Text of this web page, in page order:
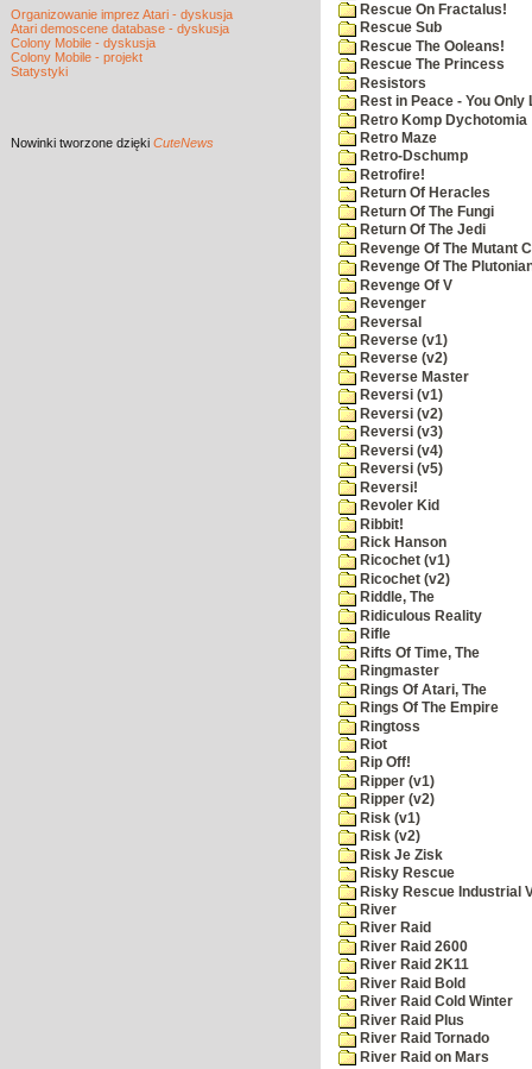
Organizowanie imprez Atari - dyskusja
Atari demoscene database - dyskusja
Colony Mobile - dyskusja
Colony Mobile - projekt
Statystyki
Nowinki tworzone dzięki CuteNews
Rescue On Fractalus!
Rescue Sub
Rescue The Ooleans!
Rescue The Princess
Resistors
Rest in Peace - You Only
Retro Komp Dychotomia
Retro Maze
Retro-Dschump
Retrofire!
Return Of Heracles
Return Of The Fungi
Return Of The Jedi
Revenge Of The Mutant
Revenge Of The
Revenge Of V
Revenger
Reversal
Reverse (v1)
Reverse (v2)
Reverse Master
Reversi (v1)
Reversi (v2)
Reversi (v3)
Reversi (v4)
Reversi (v5)
Reversi!
Revoler Kid
Ribbit!
Rick Hanson
Ricochet (v1)
Ricochet (v2)
Riddle, The
Ridiculous Reality
Rifle
Rifts Of Time, The
Ringmaster
Rings Of Atari, The
Rings Of The Empire
Ringtoss
Riot
Rip Off!
Ripper (v1)
Ripper (v2)
Risk (v1)
Risk (v2)
Risk Je Zisk
Risky Rescue
Risky Rescue Industrial
River
River Raid
River Raid 2600
River Raid 2K11
River Raid Bold
River Raid Cold Winter
River Raid Plus
River Raid Tornado
River Raid on Mars